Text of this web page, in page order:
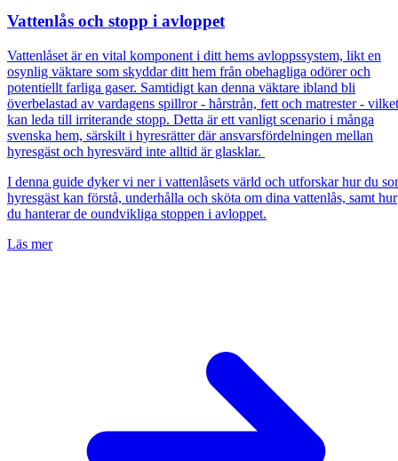
Vattenlås och stopp i avloppet
Vattenlåset är en vital komponent i ditt hems avloppssystem, likt en
osynlig väktare som skyddar ditt hem från obehagliga odörer och
potentiellt farliga gaser. Samtidigt kan denna väktare ibland bli
överbelastad av vardagens spillror - hårstrån, fett och matrester - vilket
kan leda till irriterande stopp. Detta är ett vanligt scenario i många
svenska hem, särskilt i hyresrätter där ansvarsfördelningen mellan
hyresgäst och hyresvärd inte alltid är glasklar.
I denna guide dyker vi ner i vattenlåsets värld och utforskar hur du
hyresgäst kan förstå, underhålla och sköta om dina vattenlås, samt hur
du hanterar de oundvikliga stoppen i avloppet.
Läs mer